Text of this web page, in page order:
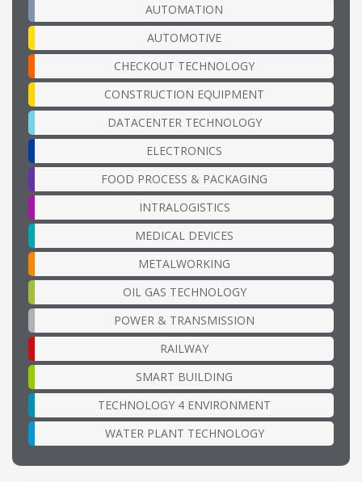
AUTOMATION
AUTOMOTIVE
CHECKOUT TECHNOLOGY
CONSTRUCTION EQUIPMENT
DATACENTER TECHNOLOGY
ELECTRONICS
FOOD PROCESS & PACKAGING
INTRALOGISTICS
MEDICAL DEVICES
METALWORKING
OIL GAS TECHNOLOGY
POWER & TRANSMISSION
RAILWAY
SMART BUILDING
TECHNOLOGY 4 ENVIRONMENT
WATER PLANT TECHNOLOGY